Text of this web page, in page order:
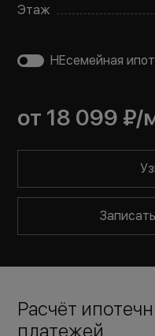
Этаж
НЕсемейная
от 18 099 ₽/
Расчёт
платежей